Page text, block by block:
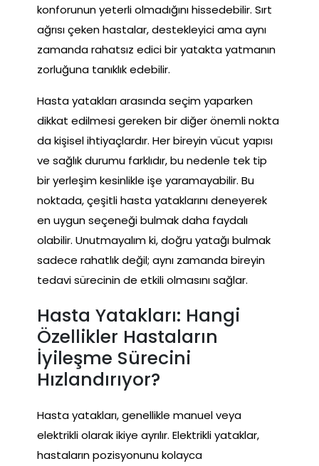
konforunun yeterli olmadığını hissedebilir. Sırt
ağrısı çeken hastalar, destekleyici ama aynı
zamanda rahatsız edici bir yatakta yatmanın
zorluğuna tanıklık edebilir.
Hasta yatakları arasında seçim yaparken
dikkat edilmesi gereken bir diğer önemli nokta
da kişisel ihtiyaçlardır. Her bireyin vücut yapısı
ve sağlık durumu farklıdır, bu nedenle tek tip
bir yerleşim kesinlikle işe yaramayabilir. Bu
noktada, çeşitli hasta yataklarını deneyerek
en uygun seçeneği bulmak daha faydalı
olabilir. Unutmayalım ki, doğru yatağı bulmak
sadece rahatlık değil; aynı zamanda bireyin
tedavi sürecinin de etkili olmasını sağlar.
Hasta Yatakları: Hangi
Özellikler Hastaların
İyileşme Sürecini
Hızlandırıyor?
Hasta yatakları, genellikle manuel veya
elektrikli olarak ikiye ayrılır. Elektrikli yataklar,
hastaların pozisyonunu kolayca